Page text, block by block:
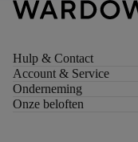
Hulp & Contact
Account & Service
Onderneming
Onze beloften